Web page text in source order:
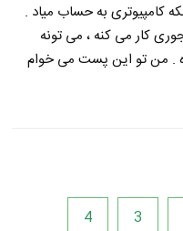
کامپیوتری به حساب میاد .
کار می کنه ، می تونه
. من تو این پست می خوام
3
4